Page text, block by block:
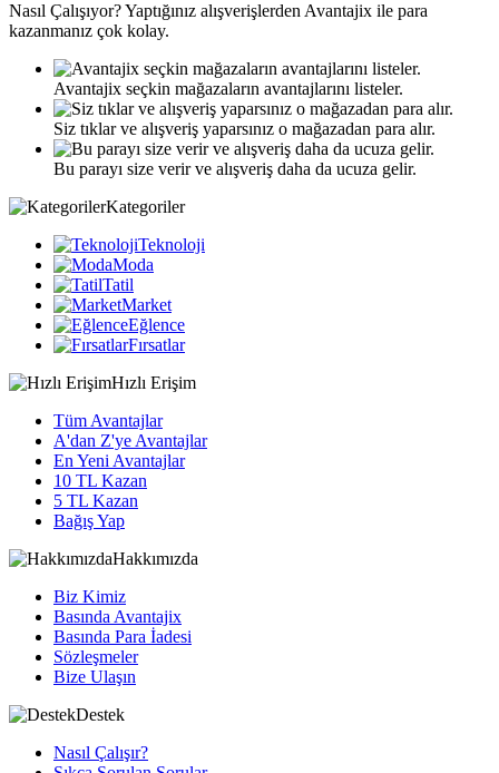
Nasıl Çalışıyor?Yaptığınız alışverişlerden Avantajix ile para
kazanmanız çok kolay.
Avantajix seçkin mağazaların avantajlarını listeler.
Siz tıklar ve alışveriş yaparsınız o mağazadan para alır.
Bu parayı size verir ve alışveriş daha da ucuza gelir.
Kategoriler
Teknoloji
Moda
Tatil
Market
Eğlence
Fırsatlar
Hızlı Erişim
Tüm Avantajlar
A'dan Z'ye Avantajlar
En Yeni Avantajlar
10 TL Kazan
5 TL Kazan
Bağış Yap
Hakkımızda
Biz Kimiz
Basında Avantajix
Basında Para İadesi
Sözleşmeler
Bize Ulaşın
Destek
Nasıl Çalışır?